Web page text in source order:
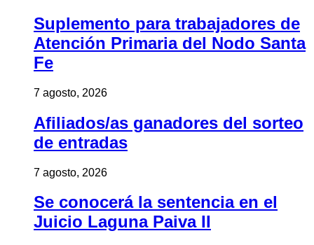
Suplemento para trabajadores de
Atención Primaria del Nodo Santa
Fe
7 agosto, 2026
Afiliados/as ganadores del sorteo
de entradas
7 agosto, 2026
Se conocerá la sentencia en el
Juicio Laguna Paiva II